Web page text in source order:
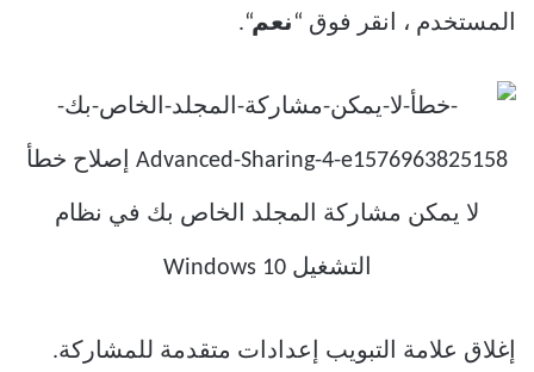
المستخدم ، انقر فوق “ نعم“.
إغلاق علامة التبويب إعدادات متقدمة للمشاركة.